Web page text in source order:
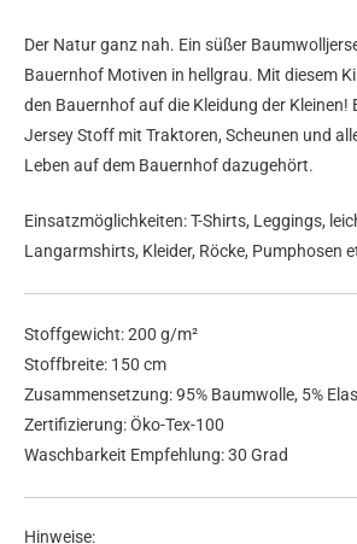
Der Natur ganz nah. Ein süßer
Bauernhof Motiven in hellgrau. Mit diesem
den Bauernhof auf die Kleidung der Kleinen!
Jersey Stoff mit Traktoren, Scheunen und
Leben auf dem Bauernhof dazugehört.
Einsatzmöglichkeiten: T-Shirts, Leggings,
Langarmshirts, Kleider, Röcke, Pumphosen
Stoffgewicht: 200 g/m²
Stoffbreite: 150 cm
Zusammensetzung: 95% Baumwolle, 5%
Zertifizierung: Öko-Tex-100
Waschbarkeit Empfehlung: 30 Grad
Hinweise: